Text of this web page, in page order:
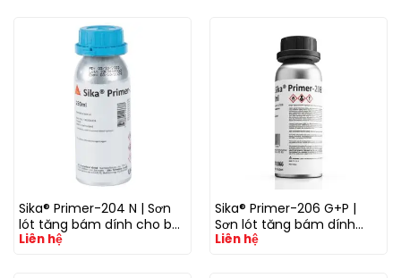
Sika® Primer-204 N | Sơn
lót tăng bám dính cho bề
mặt kim loại trước khi dán
Liên hệ
Sika® Primer-206 G+P |
Sơn lót tăng bám dính
cho kính, gốm và nhựa
Liên hệ